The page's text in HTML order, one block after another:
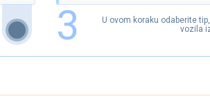
3
U ovom koraku odaberite
vozila